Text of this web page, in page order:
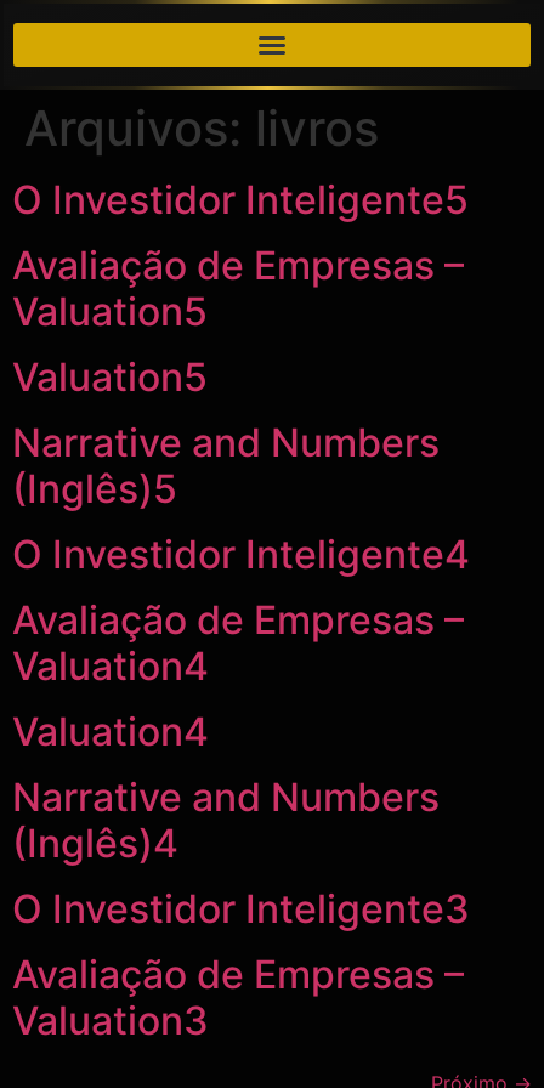
Arquivos: livros
O Investidor Inteligente5
​​Avaliação de Empresas –
Valuation5
​​Valuation5
​​Narrative and Numbers
(Inglês)5
O Investidor Inteligente4
​​Avaliação de Empresas –
Valuation4
​​Valuation4
​​Narrative and Numbers
(Inglês)4
O Investidor Inteligente3
​​Avaliação de Empresas –
Valuation3
Próximo →